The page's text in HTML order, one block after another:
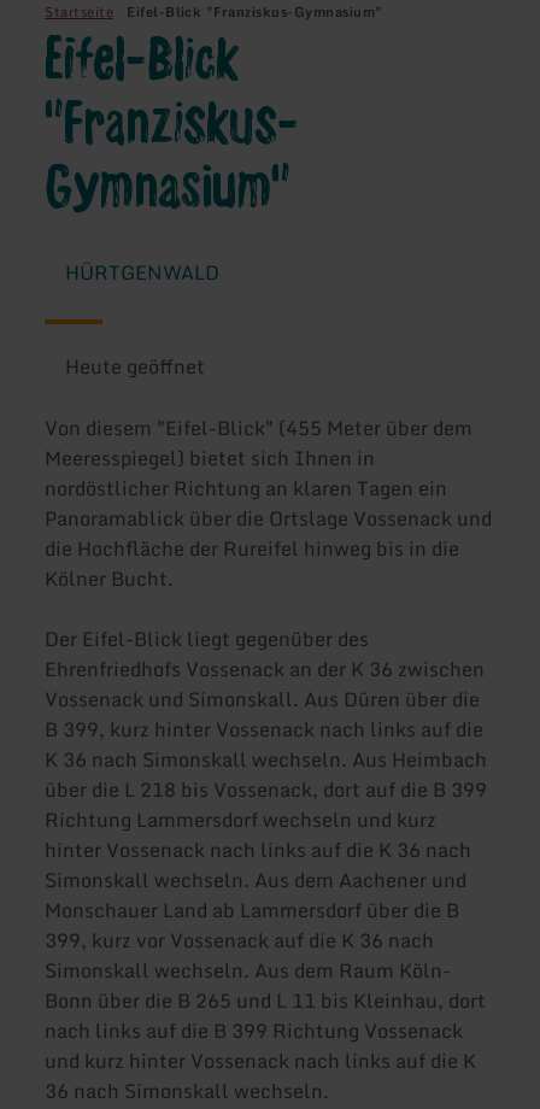
Startseite Eifel-Blick "Franziskus-Gymnasium"
Eifel-Blick
"Franziskus-
Gymnasium"
HÜRTGENWALD
Heute geöffnet
Von diesem "Eifel-Blick" (455 Meter über dem
Meeresspiegel) bietet sich Ihnen in
nordöstlicher Richtung an klaren Tagen ein
Panoramablick über die Ortslage Vossenack und
die Hochfläche der Rureifel hinweg bis in die
Kölner Bucht.
Der Eifel-Blick liegt gegenüber des
Ehrenfriedhofs Vossenack an der K 36 zwischen
Vossenack und Simonskall. Aus Düren über die
B 399, kurz hinter Vossenack nach links auf die
K 36 nach Simonskall wechseln. Aus Heimbach
über die L 218 bis Vossenack, dort auf die B 399
Richtung Lammersdorf wechseln und kurz
hinter Vossenack nach links auf die K 36 nach
Simonskall wechseln. Aus dem Aachener und
Monschauer Land ab Lammersdorf über die B
399, kurz vor Vossenack auf die K 36 nach
Simonskall wechseln. Aus dem Raum Köln-
Bonn über die B 265 und L 11 bis Kleinhau, dort
nach links auf die B 399 Richtung Vossenack
und kurz hinter Vossenack nach links auf die K
36 nach Simonskall wechseln.